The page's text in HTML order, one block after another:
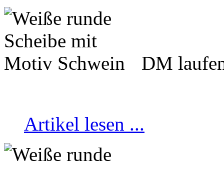
DM
Artikel lesen ...